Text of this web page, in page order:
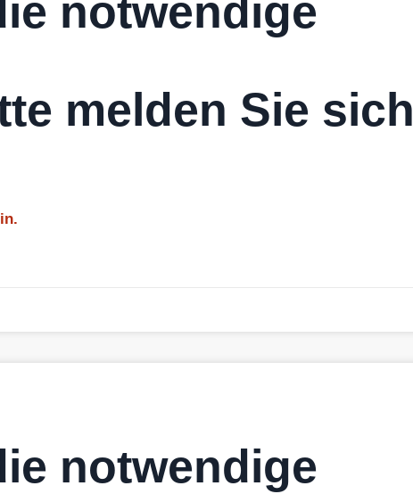
notwendige
melden Sie sich
notwendige